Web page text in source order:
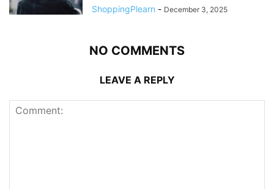
ShoppingPlearn - December 3, 2025
NO COMMENTS
LEAVE A REPLY